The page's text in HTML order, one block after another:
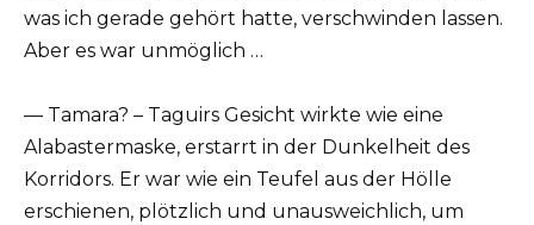
was ich gerade gehört hatte, verschwinden lassen.
Aber es war unmöglich …
— Tamara? – Taguirs Gesicht wirkte wie eine
Alabastermaske, erstarrt in der Dunkelheit des
Korridors. Er war wie ein Teufel aus der Hölle
erschienen, plötzlich und unausweichlich, um